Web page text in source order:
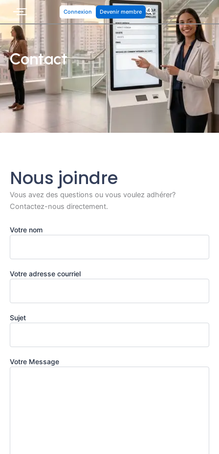
Connexion Devenir membre
Contact
Nous joindre
Vous avez des questions ou vous voulez adhérer?
Contactez-nous directement.
Votre nom
Votre adresse courriel
Sujet
Votre Message